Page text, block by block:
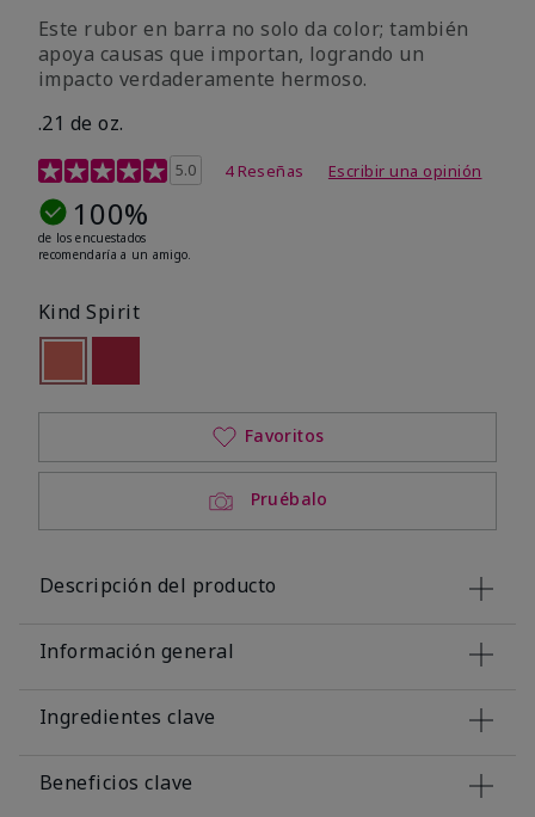
Este rubor en barra no solo da color; también
apoya causas que importan, logrando un
impacto verdaderamente hermoso.
.21 de oz.
Calificación de clientes de 3,1 de 5
5.0 4 Reseñas Escribir una opinión
100%
de los encuestados
recomendaría a un amigo.
Kind Spirit
seleccionado
Out of stock
Pruébalo
Favoritos
Descripción del producto
Información general
Ingredientes clave
Beneficios clave